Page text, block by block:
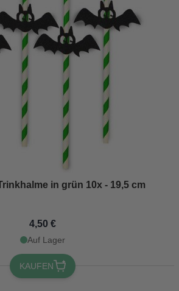
in grün 10x - 19,5 cm
4,50 €
Auf Lager
KAUFEN